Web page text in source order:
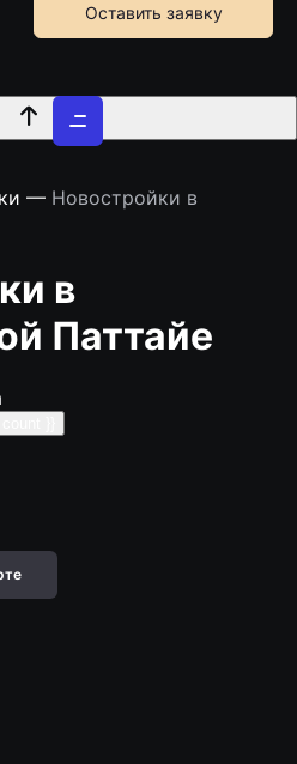
Оставить заявку
— Новостройки в
в
Паттайе